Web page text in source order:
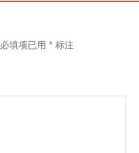
必填项已用 * 标注